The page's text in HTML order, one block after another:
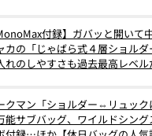
付録】ガバッと開いて
カの「じゃばら式４層ショル
れのしやすさも過去最高レベル
クマン「ショルダー⇔リュック
能サブバッグ、ワイルドシング